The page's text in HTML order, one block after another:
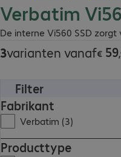
Verbatim
De interne Vi560 SSD
3varianten vanaf€ 59,
€ 59,99
Filter
Fabrikant
Verbatim (3)
Producttype